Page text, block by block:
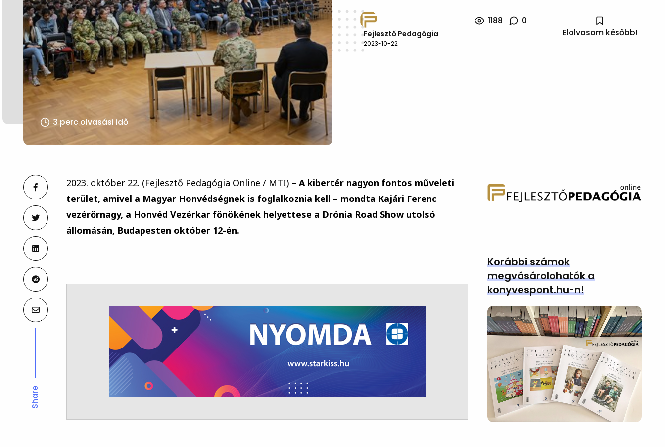
3 perc olvasási idő
Fejlesztő Pedagógia
2023-10-22
1188
0
Elolvasom később!
2023. október 22. (Fejlesztő Pedagógia Online / MTI) – A kibertér nagyon fontos műveleti
terület, amivel a Magyar Honvédségnek is foglalkoznia kell – mondta Kajári Ferenc
vezérőrnagy, a Honvéd Vezérkar főnökének helyettese a Drónia Road Show utolsó
állomásán, Budapesten október 12-én.
Share
Korábbi számok
megvásárolohatók a
konyvespont.hu-n!